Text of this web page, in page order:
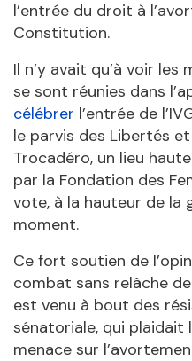
l’entrée du droit à
Constitution.
Il n’y avait qu’à voir
se sont réunies dans
célébrer l’entrée de
le parvis des Libertés
Trocadéro, un lieu
par la Fondation des
vote, à la hauteur de la
moment.
Ce fort soutien de
combat sans relâche
est venu à bout des
sénatoriale, qui plaidait
menace sur